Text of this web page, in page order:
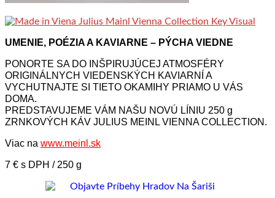
UMENIE, POÉZIA A KAVIARNE – PÝCHA VIEDNE
PONORTE SA DO INŠPIRUJÚCEJ ATMOSFÉRY
ORIGINÁLNYCH VIEDENSKÝCH KAVIARNÍ A
VYCHUTNAJTE SI TIETO OKAMIHY PRIAMO U VÁS
DOMA.
PREDSTAVUJEME VÁM NAŠU NOVÚ LÍNIU 250 g
ZRNKOVÝCH KÁV JULIUS MEINL VIENNA COLLECTION.
Viac na www.meinl.sk
7 € s DPH / 250 g